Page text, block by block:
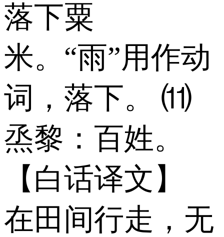
落下粟
米。“雨”用作动
词，落下。 ⑾
烝黎：百姓。
【白话译文】
在田间行走，无